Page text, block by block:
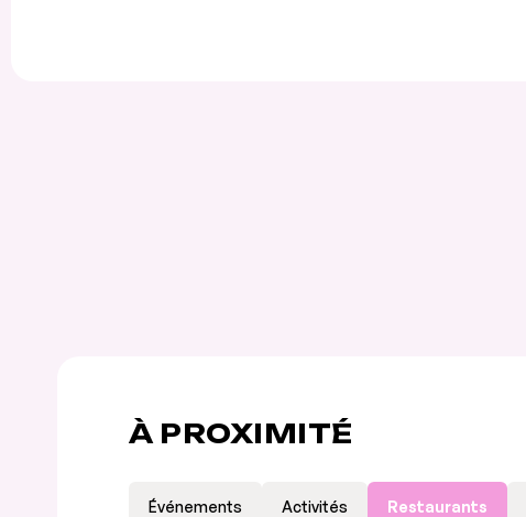
À PROXIMITÉ
Événements Activités Restaurants